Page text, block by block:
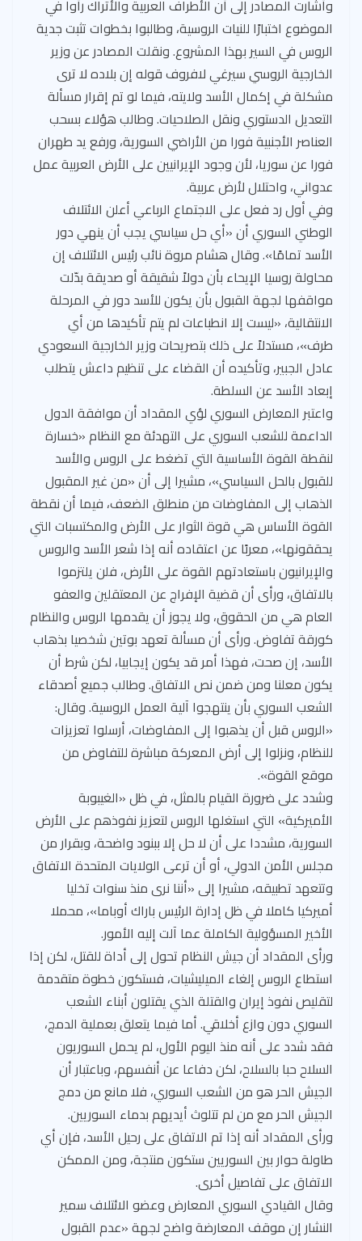
وأشارت المصادر إلى أن الأطراف العربية والأتراك رأوا في
الموضوع اختبارًا للنيات الروسية، وطالبوا بخطوات تثبت جدية
الروس في السير بهذا المشروع. ونقلت المصادر عن وزير
الخارجية الروسي سيرغي لافروف قوله إن بلاده لا ترى
مشكلة في إكمال الأسد ولايته، فيما لو تم إقرار مسألة
التعديل الدستوري ونقل الصلاحيات. وطالب هؤلاء بسحب
العناصر الأجنبية فورا من الأراضي السورية، ورفع يد طهران
فورا عن سوريا، لأن وجود الإيرانيين على الأرض العربية عمل
عدواني، واحتلال لأرض عربية.
وفي أول رد فعل على الاجتماع الرباعي أعلن الائتلاف
الوطني السوري أن «أي حل سياسي يجب أن ينهي دور
الأسد تمامًا». وقال هشام مروة نائب رئيس الائتلاف إن
محاولة روسيا الإيحاء بأن دولاً شقيقة أو صديقة بدّلت
مواقفها لجهة القبول بأن يكون للأسد دور في المرحلة
الانتقالية، «ليست إلا انطباعات لم يتم تأكيدها من أي
طرف»، مستدلاً على ذلك بتصريحات وزير الخارجية السعودي
عادل الجبير، وتأكيده أن القضاء على تنظيم داعش يتطلب
إبعاد الأسد عن السلطة.
واعتبر المعارض السوري لؤي المقداد أن موافقة الدول
الداعمة للشعب السوري على التهدئة مع النظام «خسارة
لنقطة القوة الأساسية التي تضغط على الروس والأسد
للقبول بالحل السياسي»، مشيرا إلى أن «من غير المقبول
الذهاب إلى المفاوضات من منطلق الضعف، فيما أن نقطة
القوة الأساس هي قوة الثوار على الأرض والمكتسبات التي
يحققونها»، معربًا عن اعتقاده أنه إذا شعر الأسد والروس
والإيرانيون باستعادتهم القوة على الأرض، فلن يلتزموا
بالاتفاق، ورأى أن قضية الإفراج عن المعتقلين والعفو
العام هي من الحقوق، ولا يجوز أن يقدمها الروس والنظام
كورقة تفاوض. ورأى أن مسألة تعهد بوتين شخصيا بذهاب
الأسد، إن صحت، فهذا أمر قد يكون إيجابيا، لكن شرط أن
يكون معلنا ومن ضمن نص الاتفاق. وطالب جميع أصدقاء
الشعب السوري بأن ينتهجوا آلية العمل الروسية. وقال:
«الروس قبل أن يذهبوا إلى المفاوضات، أرسلوا تعزيزات
للنظام، ونزلوا إلى أرض المعركة مباشرة للتفاوض من
موقع القوة».
وشدد على ضرورة القيام بالمثل، في ظل «الغيبوبة
الأميركية» التي استغلها الروس لتعزيز نفوذهم على الأرض
السورية، مشددا على أن لا حل إلا ببنود واضحة، وبقرار من
مجلس الأمن الدولي، أو أن ترعى الولايات المتحدة الاتفاق
وتتعهد تطبيقه، مشيرا إلى «أننا نرى منذ سنوات تخليا
أميركيا كاملا في ظل إدارة الرئيس باراك أوباما»، محملا
الأخير المسؤولية الكاملة عما آلت إليه الأمور.
ورأى المقداد أن جيش النظام تحول إلى أداة للقتل، لكن إذا
استطاع الروس إلغاء الميليشيات، فستكون خطوة متقدمة
لتقليص نفوذ إيران والقتلة الذي يقتلون أبناء الشعب
السوري دون وازع أخلاقي. أما فيما يتعلق بعملية الدمج،
فقد شدد على أنه منذ اليوم الأول، لم يحمل السوريون
السلاح حبا بالسلاح، لكن دفاعا عن أنفسهم، وباعتبار أن
الجيش الحر هو من الشعب السوري، فلا مانع من دمج
الجيش الحر مع من لم تتلوث أيديهم بدماء السوريين.
ورأى المقداد أنه إذا تم الاتفاق على رحيل الأسد، فإن أي
طاولة حوار بين السوريين ستكون منتجة، ومن الممكن
الاتفاق على تفاصيل أخرى.
وقال القيادي السوري المعارض وعضو الائتلاف سمير
النشار إن موقف المعارضة واضح لجهة «عدم القبول